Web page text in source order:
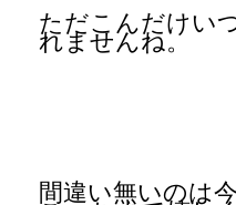
ただこんだけい
れませんね。
間違い無いのは